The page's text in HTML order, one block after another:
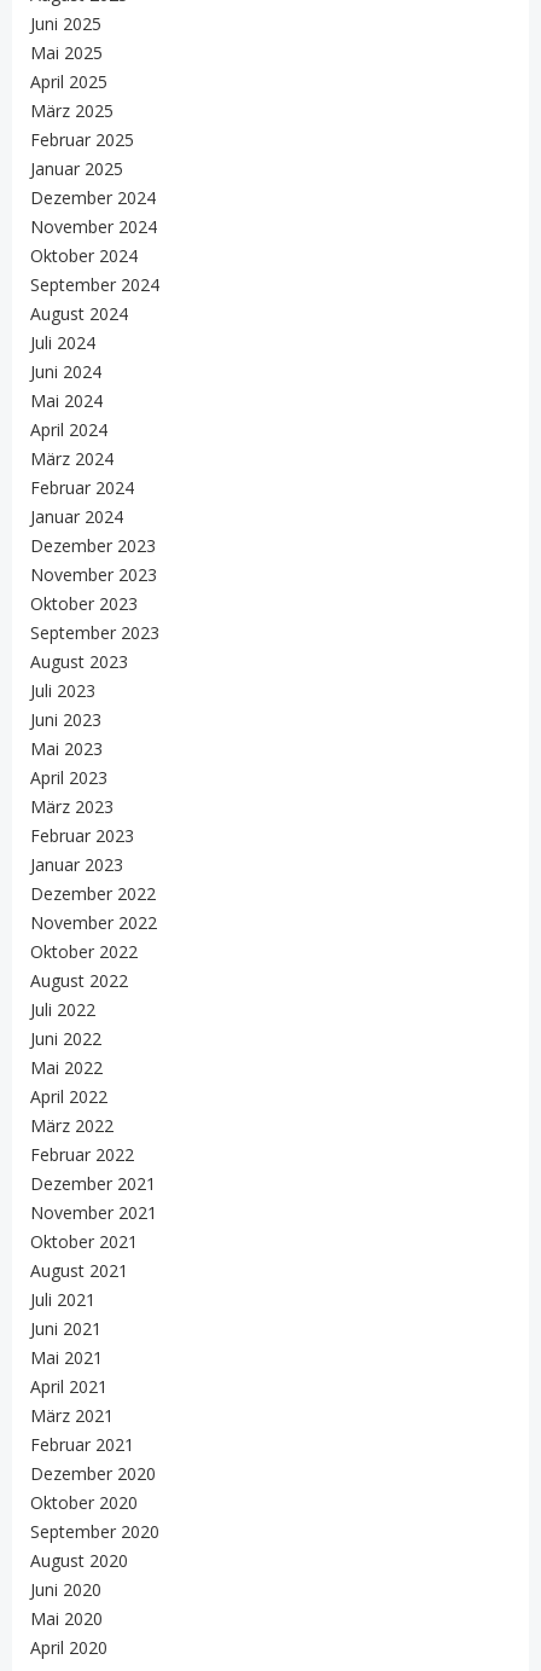
Juni 2025
Mai 2025
April 2025
März 2025
Februar 2025
Januar 2025
Dezember 2024
November 2024
Oktober 2024
September 2024
August 2024
Juli 2024
Juni 2024
Mai 2024
April 2024
März 2024
Februar 2024
Januar 2024
Dezember 2023
November 2023
Oktober 2023
September 2023
August 2023
Juli 2023
Juni 2023
Mai 2023
April 2023
März 2023
Februar 2023
Januar 2023
Dezember 2022
November 2022
Oktober 2022
August 2022
Juli 2022
Juni 2022
Mai 2022
April 2022
März 2022
Februar 2022
Dezember 2021
November 2021
Oktober 2021
August 2021
Juli 2021
Juni 2021
Mai 2021
April 2021
März 2021
Februar 2021
Dezember 2020
Oktober 2020
September 2020
August 2020
Juni 2020
Mai 2020
April 2020